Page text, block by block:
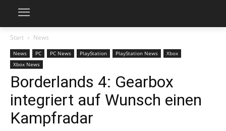
Start News
News PC PC News PlayStation PlayStation News
Xbox
Xbox News
Borderlands 4: Gearbox
integriert auf Wunsch einen
Kampfradar